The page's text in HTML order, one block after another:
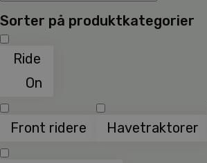
Sorter på produktkategorier
Ride
On
Front ridere Havetraktorer